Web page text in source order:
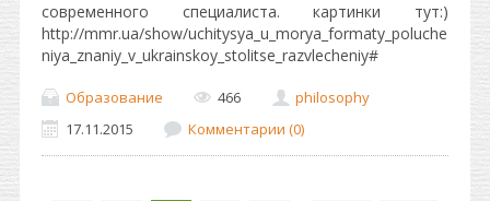
современного специалиста. картинки тут:)
http://mmr.ua/show/uchitysya_u_morya_formaty_poluche
niya_znaniy_v_ukrainskoy_stolitse_razvlecheniy#
Образование 466
philosophy
17.11.2015
Комментарии (0)